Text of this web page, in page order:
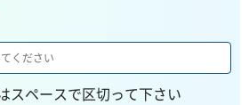
スペースで区切って下さい